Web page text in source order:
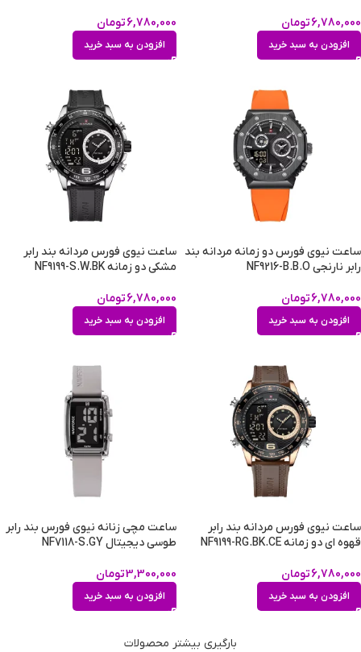
6,780,000تومان
افزودن به سبد خرید
6,780,000تومان
افزودن به سبد خرید
ساعت نیوی فورس دو زمانه مردانه بند
رابر نارنجی NF9216-B.B.O
6,780,000تومان
افزودن به سبد خرید
ساعت نیوی فورس مردانه بند رابر
مشکی دو زمانه NF9199-S.W.BK
6,780,000تومان
افزودن به سبد خرید
ساعت نیوی فورس مردانه بند رابر
قهوه ای دو زمانه NF9199-RG.BK.CE
6,780,000تومان
افزودن به سبد خرید
ساعت مچی زنانه نیوی فورس بند رابر
طوسی دیجیتال NF7118-S.GY
3,300,000تومان
افزودن به سبد خرید
بارگیری بیشتر محصولات